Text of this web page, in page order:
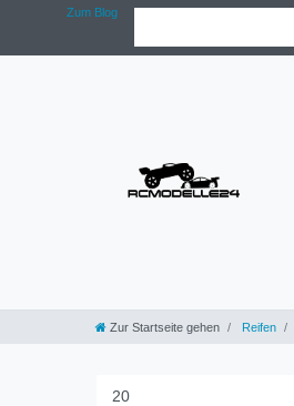
Zum Blog
Zur Startseite gehen Reifen